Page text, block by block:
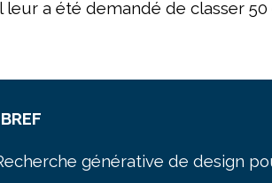
leur a été demandé de classer
générative de design